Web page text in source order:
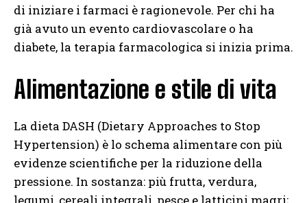
di iniziare i farmaci è ragionevole. Per chi ha
già avuto un evento cardiovascolare o ha
diabete, la terapia farmacologica si inizia prima.
Alimentazione e stile di vita
La dieta DASH (Dietary Approaches to Stop
Hypertension) è lo schema alimentare con più
evidenze scientifiche per la riduzione della
pressione. In sostanza: più frutta, verdura,
legumi, cereali integrali, pesce e latticini magri;